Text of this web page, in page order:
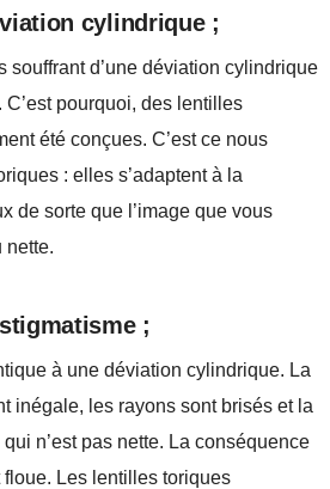
cylindrique ;
souffrant d’une déviation cylindrique
pourquoi, des lentilles
été conçues. C’est ce nous
: elles s’adaptent à la
de sorte que l’image que vous
nette.
;
à une déviation cylindrique. La
inégale, les rayons sont brisés et la
n’est pas nette. La conséquence
Les lentilles toriques